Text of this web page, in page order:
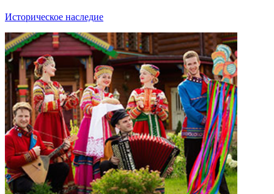
Историческое наследие